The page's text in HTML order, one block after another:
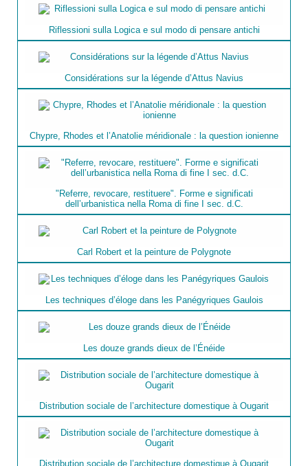
Riflessioni sulla Logica e sul modo di pensare antichi
Considérations sur la légende d’Attus Navius
Chypre, Rhodes et l’Anatolie méridionale : la question ionienne
"Referre, revocare, restituere". Forme e significati
dell’urbanistica nella Roma di fine I sec. d.C.
Carl Robert et la peinture de Polygnote
Les techniques d’éloge dans les Panégyriques Gaulois
Les douze grands dieux de l’Énéide
Distribution sociale de l’architecture domestique à Ougarit
Distribution sociale de l’architecture domestique à Ougarit